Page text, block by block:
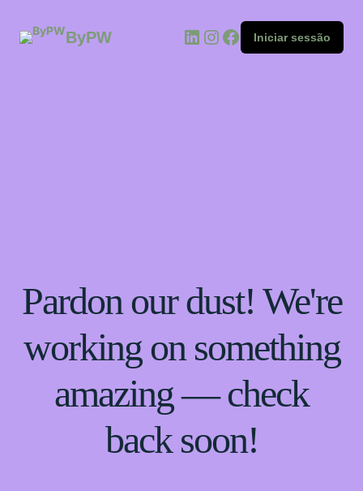
ByPW Iniciar sessão
Pardon our dust! We're
working on something
amazing — check
back soon!